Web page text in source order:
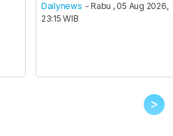
Dailynews - Rabu , 05 Aug 2026,
23:15 WIB
>